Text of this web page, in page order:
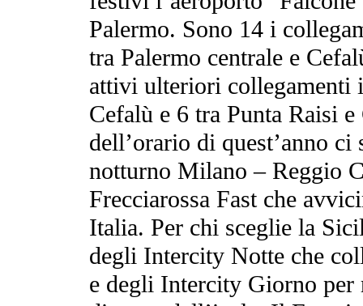
Palermo. Sono 14 i
tra Palermo centrale e
attivi ulteriori collegamenti
Cefalù e 6 tra Punta Raisi
dell’orario di quest’anno
notturno Milano – Reggio
Frecciarossa Fast che
Italia. Per chi sceglie la
degli Intercity Notte che
e degli Intercity Giorno per